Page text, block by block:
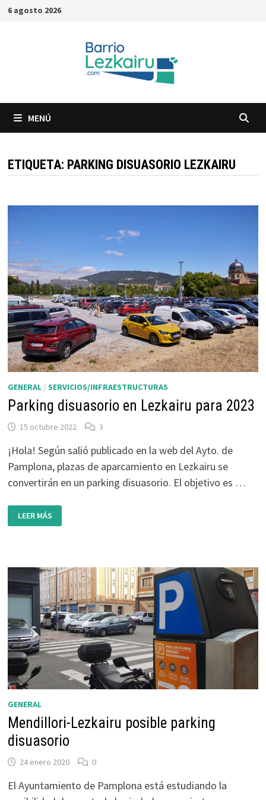
Saltar
6 agosto 2026
MENÚ
ETIQUETA: PARKING DISUASORIO LEZKAIRU
GENERAL/ SERVICIOS/INFRAESTRUCTURAS
Parking disuasorio en Lezkairu para 2023
15 octubre 2022 3
¡Hola! Según salió publicado en la web del Ayto. de
Pamplona, plazas de aparcamiento en Lezkairu se
convertirán en un parking disuasorio. El objetivo es …
PARKING
DISUASORIO
EN
LEER MÁS
GENERAL
Mendillori-Lezkairu posible parking
disuasorio
24 enero 2020 0
El Ayuntamiento de Pamplona está estudiando la